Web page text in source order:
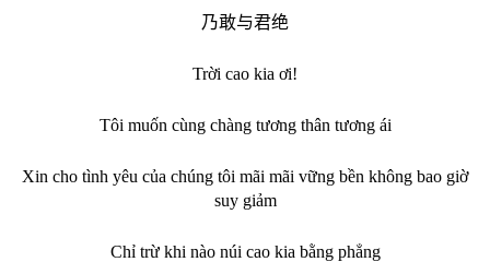
乃敢与君绝
Trời cao kia ơi!
Tôi muốn cùng chàng tương thân tương ái
Xin cho tình yêu của chúng tôi mãi mãi vững bền không bao giờ
suy giảm
Chỉ trừ khi nào núi cao kia bằng phẳng